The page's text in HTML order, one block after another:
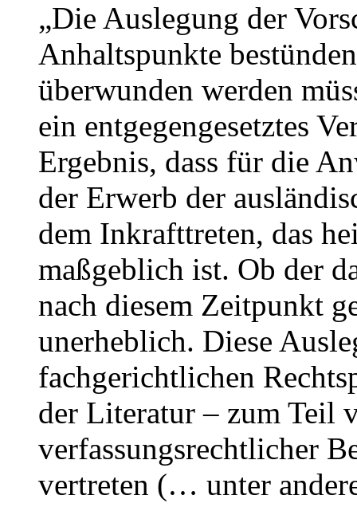
„Die Auslegung der
Anhaltspunkte
überwunden werden
ein entgegengesetztes
Ergebnis, dass für die
der Erwerb der
dem Inkrafttreten, das
maßgeblich ist. Ob der
nach diesem Zeitpunkt
unerheblich. Diese
fachgerichtlichen
der Literatur – zum Teil
verfassungsrechtlicher
vertreten (… unter